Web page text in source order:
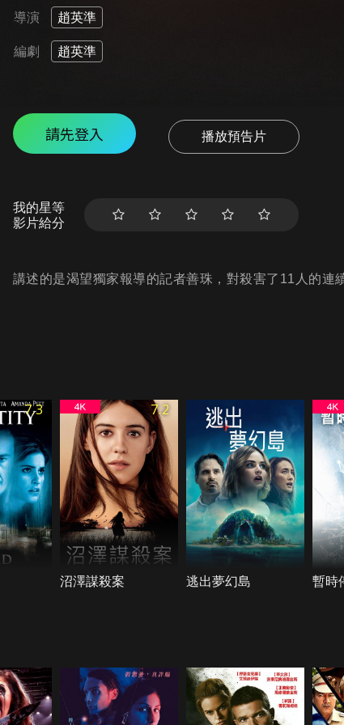
導演 趙英準
編劇 趙英準
請先登入 播放預告片
我的星等
影片給分
講述的是渴望獨家報導的記者善珠，對殺害了11人的連
7.3 7.2
沼澤謀殺案 逃出夢幻島 暫時